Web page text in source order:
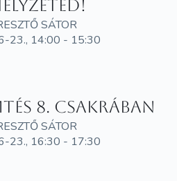
SÁTOR
23., 14:00 - 15:30
8. csakrában
SÁTOR
23., 16:30 - 17:30